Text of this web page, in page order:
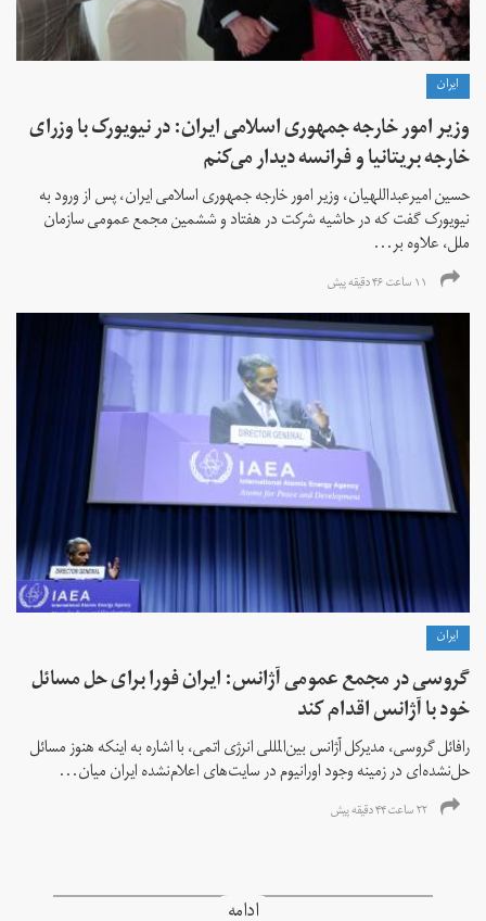
ايران
وزیر امور خارجه جمهوری اسلامی ایران: در نیویورک با وزرای
خارجه بریتانیا و فرانسه دیدار می‌کنم
حسین امیرعبداللهیان، وزیر امور خارجه جمهوری اسلامی ایران، پس از ورود به
نیویورک گفت که در حاشیه شرکت در هفتاد و ششمین مجمع عمومی سازمان
ملل، علاوه بر...
۱۱ ساعت ۴۶ دقیقه پیش
ايران
گروسی در مجمع عمومی آژانس: ایران فورا برای حل مسائل
خود با آژانس اقدام کند
رافائل گروسی، مدیرکل آژانس بین‌المللی انرژی اتمی، با اشاره به اینکه هنوز مسائل
حل‌نشده‌ای در زمینه وجود اورانیوم در سایت‌های اعلام‌نشده ایران میان...
۲۲ ساعت ۴۴ دقیقه پیش